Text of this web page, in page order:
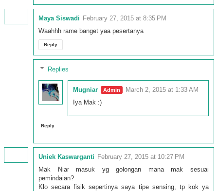
Maya Siswadi February 27, 2015 at 8:35 PM
Waahhh rame banget yaa pesertanya
Reply
Replies
Mugniar
March 2, 2015 at 1:33 AM
Iya Mak :)
Reply
Uniek Kaswarganti February 27, 2015 at 10:27 PM
Mak Niar masuk yg golongan mana mak sesuai
pemindaian?
Klo secara fisik sepertinya saya tipe sensing, tp kok ya